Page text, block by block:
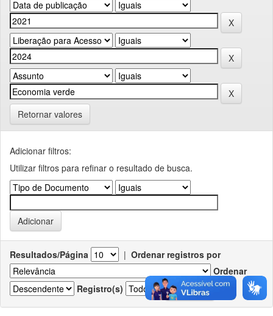
Retornar valores
Adicionar filtros:
Utilizar filtros para refinar o resultado de busca.
Resultados/Página | Ordenar registros por
Ordenar
Registro(s)